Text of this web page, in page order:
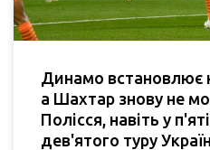
Динамо встановлює
а Шахтар знову не
Полісся, навіть у
дев'ятого туру